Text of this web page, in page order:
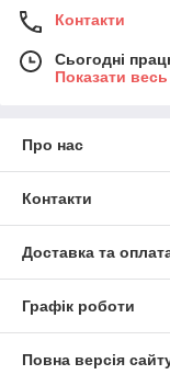
Контакти
Сьогодні
Показати
Про нас
Контакти
Доставка та
Графік роботи
Повна версія